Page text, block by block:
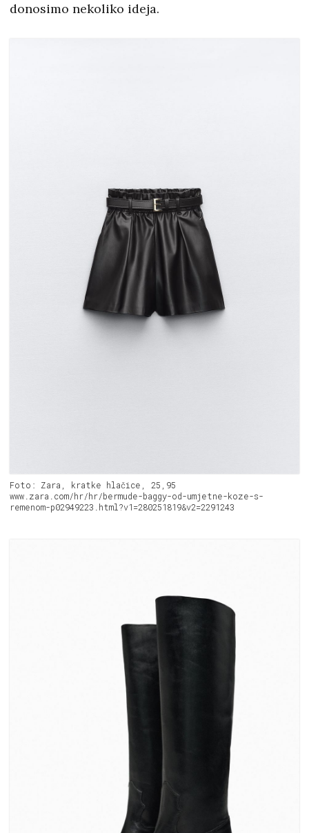
donosimo nekoliko ideja.
Foto: Zara, kratke hlačice, 25,95
www.zara.com/hr/hr/bermude-baggy-od-umjetne-koze-s-
remenom-p02949223.html?v1=280251819&v2=2291243